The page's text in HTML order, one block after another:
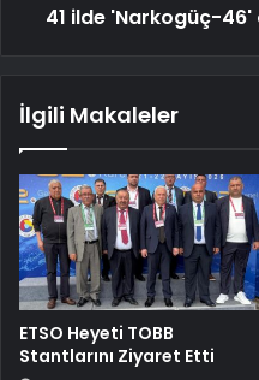
41 ilde 'Narkogüç-46'
İlgili Makaleler
ETSO Heyeti TOBB
Stantlarını Ziyaret Etti